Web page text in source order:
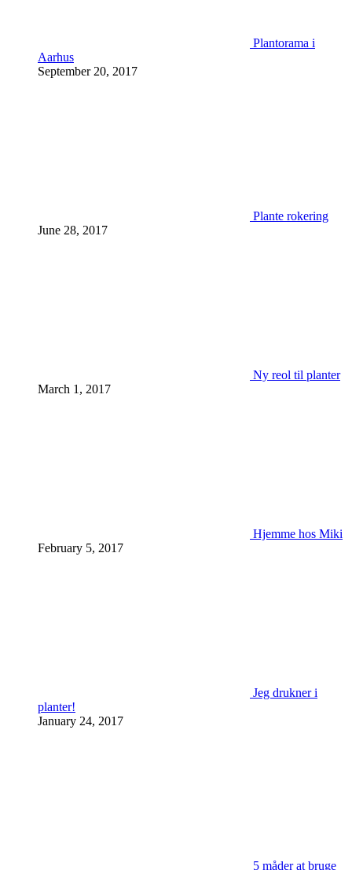
Plantorama i
Aarhus
September 20, 2017
Plante rokering
June 28, 2017
Ny reol til planter
March 1, 2017
Hjemme hos Miki
February 5, 2017
Jeg drukner i
planter!
January 24, 2017
5 måder at bruge